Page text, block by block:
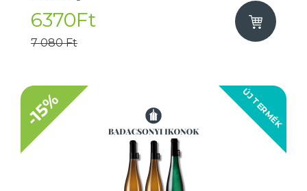
6370Ft
7 080 Ft
ÚJ TERMÉK
-15%